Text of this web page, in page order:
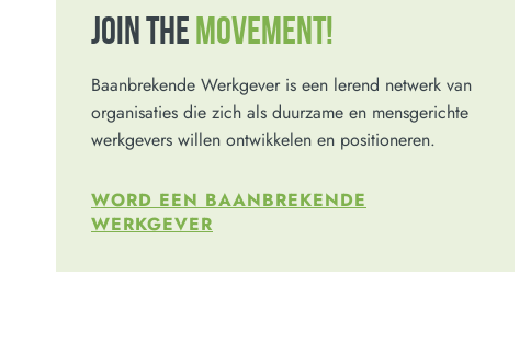
JOIN THE MOVEMENT!
Baanbrekende Werkgever is een lerend netwerk van
organisaties die zich als duurzame en mensgerichte
werkgevers willen ontwikkelen en positioneren.
WORD EEN BAANBREKENDE
WERKGEVER